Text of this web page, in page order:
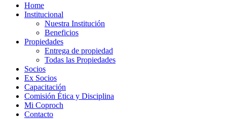
Home
Institucional
Nuestra Institución
Beneficios
Propiedades
Entrega de propiedad
Todas las Propiedades
Socios
Ex Socios
Capacitación
Comisión Ética y Disciplina
Mi Coproch
Contacto